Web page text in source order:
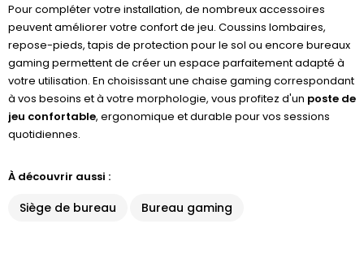
Pour compléter votre installation, de nombreux accessoires
peuvent améliorer votre confort de jeu. Coussins lombaires,
repose-pieds, tapis de protection pour le sol ou encore bureaux
gaming permettent de créer un espace parfaitement adapté à
votre utilisation. En choisissant une chaise gaming correspondant
à vos besoins et à votre morphologie, vous profitez d'un poste de
jeu confortable, ergonomique et durable pour vos sessions
quotidiennes.
À découvrir aussi :
Siège de bureau Bureau gaming